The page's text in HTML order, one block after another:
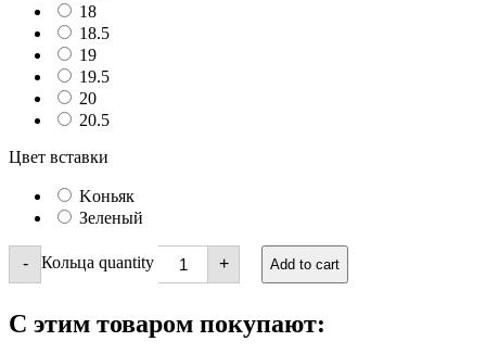
18
18.5
19
19.5
20
20.5
Цвет вставки
Kоньяк
Зеленый
- Кольца quantity + Add to cart
С этим товаром покупают: